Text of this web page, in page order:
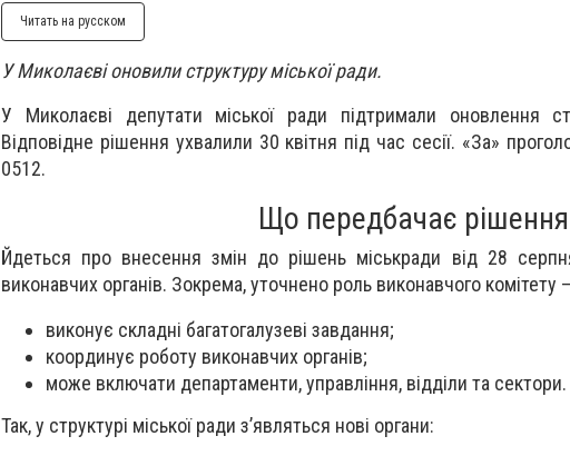
Читать на русском
У Миколаєві оновили структуру міської ради.
У Миколаєві депутати міської ради підтримали оновлення
Відповідне рішення ухвалили 30 квітня під час сесії. «За»
0512.
Що передбачає рішення
Йдеться про внесення змін до рішень міськради від 28
виконавчих органів. Зокрема, уточнено роль виконавчого комітету
виконує складні багатогалузеві завдання;
координує роботу виконавчих органів;
може включати департаменти, управління, відділи та сектори.
Так, у структурі міської ради з’являться нові органи: